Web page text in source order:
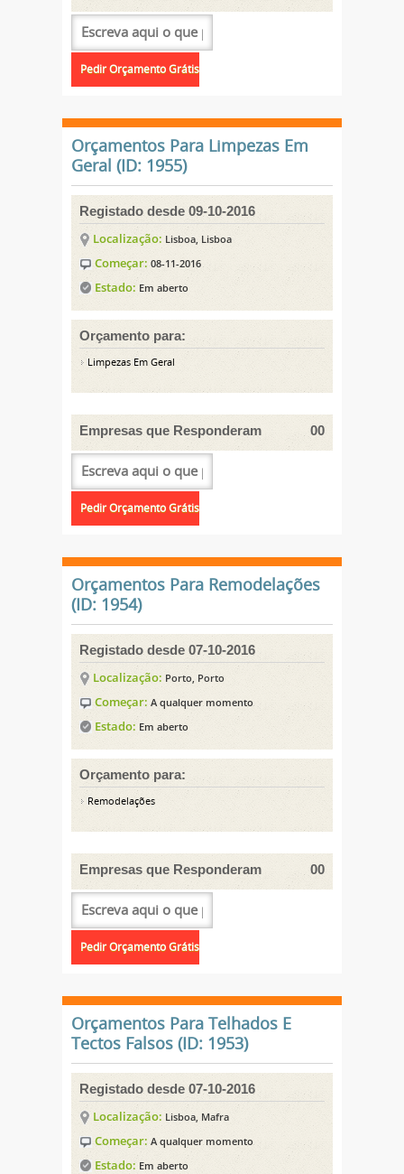
Orçamentos Para Limpezas Em
Geral (ID: 1955)
Registado desde 09-10-2016
Localização: Lisboa, Lisboa
Começar: 08-11-2016
Estado: Em aberto
Orçamento para:
Limpezas Em Geral
Empresas que Responderam 00
Orçamentos Para Remodelações
(ID: 1954)
Registado desde 07-10-2016
Localização: Porto, Porto
Começar: A qualquer momento
Estado: Em aberto
Orçamento para:
Remodelações
Empresas que Responderam 00
Orçamentos Para Telhados E
Tectos Falsos (ID: 1953)
Registado desde 07-10-2016
Localização: Lisboa, Mafra
Começar: A qualquer momento
Estado: Em aberto